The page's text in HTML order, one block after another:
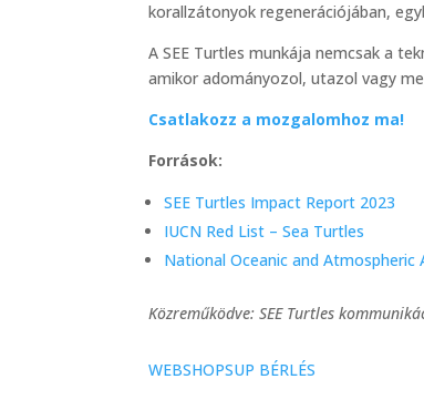
korallzátonyok regenerációjában,
A SEE Turtles munkája nemcsak a
amikor adományozol, utazol vagy
Csatlakozz a mozgalomhoz ma!
Források:
SEE Turtles Impact Report 2023
IUCN Red List – Sea Turtles
National Oceanic and Atmospheric
Közreműködve: SEE Turtles
WEBSHOPSUP BÉRLÉS